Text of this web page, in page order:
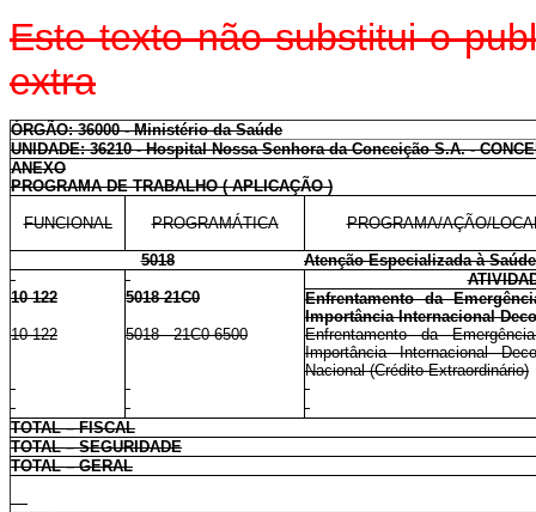
Este texto não substitui o
extra
ÓRGÃO: 36000 - Ministério da Saúde
UNIDADE: 36210 - Hospital Nossa Senhora da Conceição S.A. -
ANEXO
PROGRAMA DE TRABALHO ( APLICAÇÃO )
FUNCIONAL PROGRAMÁTICA PROGRAMA/AÇÃO/
5018
Atenção Especializada à Saúde
10 122
5018 21C0
Enfrentamento da
Importância Internacional
10 122
5018 21C0 6500
Enfrentamento da
Importância Internacional
Nacional (Crédito Extraordinário)
TOTAL – FISCAL
TOTAL – SEGURIDADE
TOTAL – GERAL